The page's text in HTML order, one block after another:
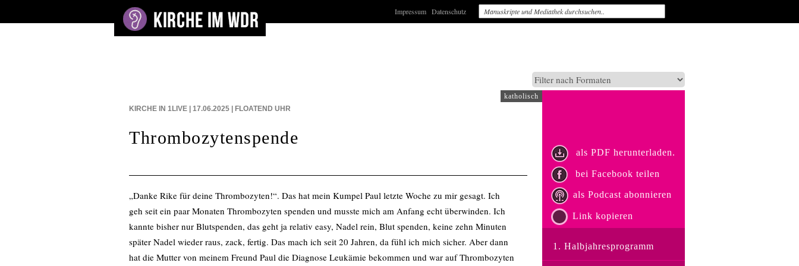
Impressum Datenschutz
katholisch
KIRCHE IN 1LIVE | 17.06.2025 | FLOATEND UHR
Thrombozytenspende
„Danke Rike für deine Thrombozyten!“. Das hat mein Kumpel Paul letzte Woche zu mir gesagt. Ich
geh seit ein paar Monaten Thrombozyten spenden und musste mich am Anfang echt überwinden. Ich
kannte bisher nur Blutspenden, das geht ja relativ easy, Nadel rein, Blut spenden, keine zehn Minuten
später Nadel wieder raus, zack, fertig. Das mach ich seit 20 Jahren, da fühl ich mich sicher. Aber dann
hat die Mutter von meinem Freund Paul die Diagnose Leukämie bekommen und war auf Thrombozyten
als PDF herunterladen.
bei Facebook teilen
als Podcast abonnieren
Link kopieren
1. Halbjahresprogramm